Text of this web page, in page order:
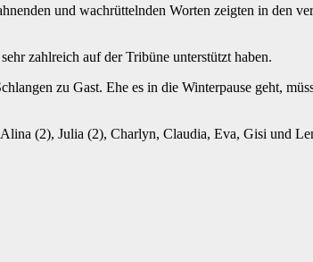
und wachrüttelnden Worten zeigten in den
zahlreich auf der Tribüne unterstützt haben.
zu Gast. Ehe es in die Winterpause geht,
(2), Julia (2), Charlyn, Claudia, Eva, Gisi und